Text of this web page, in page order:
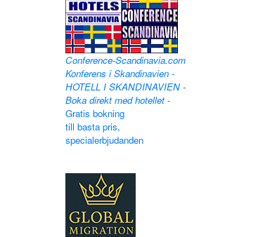
Conference-Scandinavia.com
Konferens i Skandinavien -
HOTELL I SKANDINAVIEN -
Boka direkt med hotellet-
Gratis bokning
till basta pris,
specialerbjudanden